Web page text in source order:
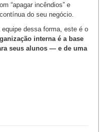
“apagar incêndios” e
do seu negócio.
dessa forma, este é o
interna é a base
seus alunos — e de uma